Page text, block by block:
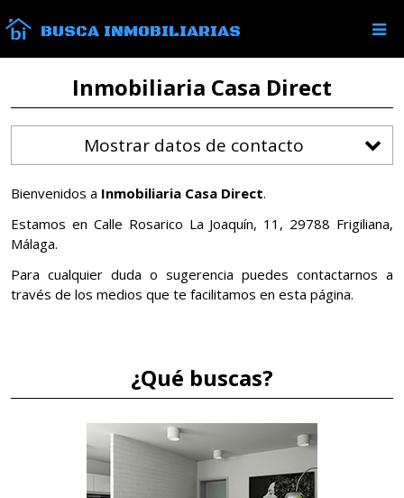
BUSCA INMOBILIARIAS
Inmobiliaria Casa Direct
Mostrar datos de contacto
Bienvenidos a Inmobiliaria Casa Direct.
Estamos en Calle Rosarico La Joaquín, 11, 29788 Frigiliana,
Málaga.
Para cualquier duda o sugerencia puedes contactarnos a
través de los medios que te facilitamos en esta página.
¿Qué buscas?